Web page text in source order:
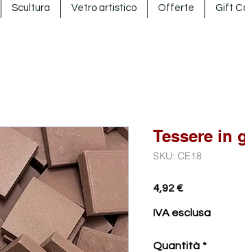
Scultura Vetro artistico Offerte Gift
Tessere in
SKU: CE18
4,92 €Prezzo
IVA esclusa
Quantità *